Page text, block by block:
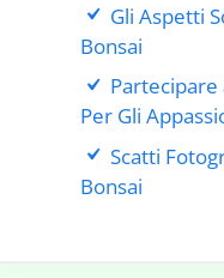
Gli Aspetti
Bonsai
Partecipare
Per Gli
Scatti
Bonsai